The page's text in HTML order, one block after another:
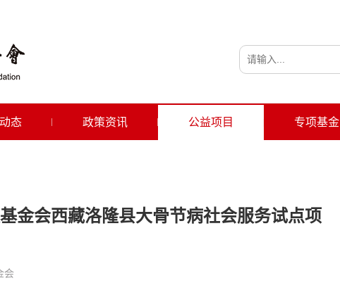
态 政策资讯 公益项目 专项基金
金会西藏洛隆县大骨节病社会服务试点项
会